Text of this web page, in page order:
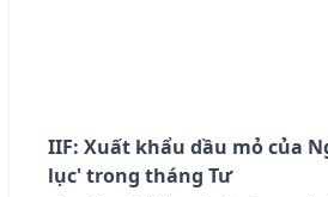
IIF: Xuất khẩu dầu mỏ của
lục' trong tháng Tư